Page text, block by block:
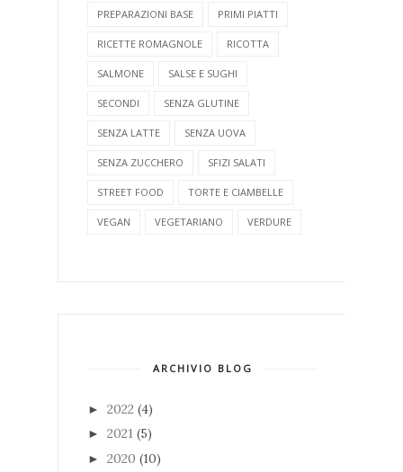
PREPARAZIONI BASE PRIMI PIATTI
RICETTE ROMAGNOLE RICOTTA
SALMONE SALSE E SUGHI
SECONDI SENZA GLUTINE
SENZA LATTE SENZA UOVA
SENZA ZUCCHERO SFIZI SALATI
STREET FOOD TORTE E CIAMBELLE
VEGAN VEGETARIANO VERDURE
ARCHIVIO BLOG
► 2022 (4)
► 2021 (5)
► 2020 (10)